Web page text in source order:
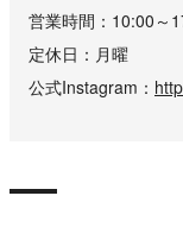
営業時間
10:00～
定休日
月曜
公式Instagram